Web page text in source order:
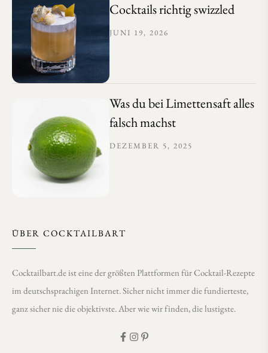
Cocktails richtig swizzled
JUNI 19, 2026
Was du bei Limettensaft alles
falsch machst
DEZEMBER 5, 2025
ÜBER COCKTAILBART
Cocktailbart.de ist eine der größten Plattformen für Cocktail-Rezepte
im deutschsprachigen Internet. Sicher nicht immer die fundierteste,
ganz sicher nie die objektivste. Aber wie wir finden, die lustigste.